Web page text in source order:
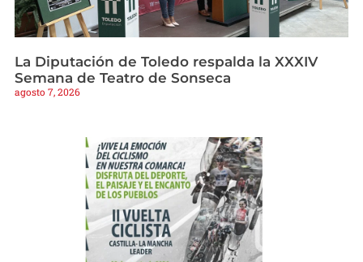
La Diputación de Toledo respalda la XXXIV
Semana de Teatro de Sonseca
agosto 7, 2026